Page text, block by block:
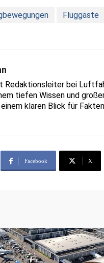
Fluggäste
Redaktionsleiter bei
tiefen Wissen und
klaren Blick für
Facebook X